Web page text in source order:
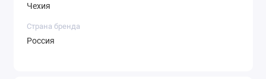
Чехия
Страна бренда
Россия